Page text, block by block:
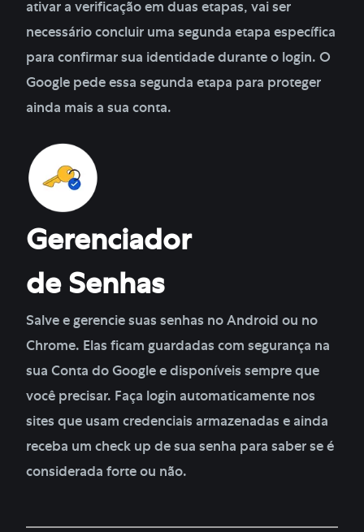
ativar a verificação em duas etapas, vai ser
necessário concluir uma segunda etapa específica
para confirmar sua identidade durante o login. O
Google pede essa segunda etapa para proteger
ainda mais a sua conta.
Gerenciador
de Senhas
Salve e gerencie suas senhas no Android ou no
Chrome. Elas ficam guardadas com segurança na
sua Conta do Google e disponíveis sempre que
você precisar. Faça login automaticamente nos
sites que usam credenciais armazenadas e ainda
receba um check up de sua senha para saber se é
considerada forte ou não.